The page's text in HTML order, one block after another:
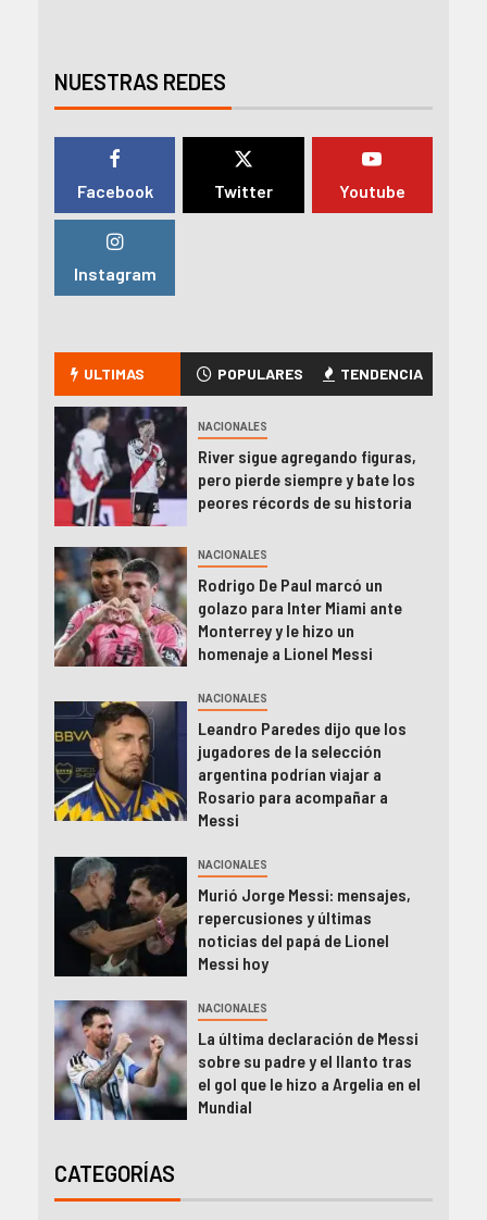
NUESTRAS REDES
Facebook Twitter Youtube
Instagram
ULTIMAS POPULARES TENDENCIA
NACIONALES
River sigue agregando figuras,
pero pierde siempre y bate los
peores récords de su historia
NACIONALES
Rodrigo De Paul marcó un
golazo para Inter Miami ante
Monterrey y le hizo un
homenaje a Lionel Messi
NACIONALES
Leandro Paredes dijo que los
jugadores de la selección
argentina podrían viajar a
Rosario para acompañar a
Messi
NACIONALES
Murió Jorge Messi: mensajes,
repercusiones y últimas
noticias del papá de Lionel
Messi hoy
NACIONALES
La última declaración de Messi
sobre su padre y el llanto tras
el gol que le hizo a Argelia en el
Mundial
CATEGORÍAS